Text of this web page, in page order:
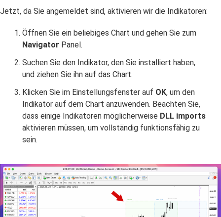
Jetzt, da Sie angemeldet sind, aktivieren wir die Indikatoren:
Öffnen Sie ein beliebiges Chart und gehen Sie zum
Navigator Panel.
Suchen Sie den Indikator, den Sie installiert haben,
und ziehen Sie ihn auf das Chart.
Klicken Sie im Einstellungsfenster auf OK, um den
Indikator auf dem Chart anzuwenden. Beachten Sie,
dass einige Indikatoren möglicherweise DLL imports
aktivieren müssen, um vollständig funktionsfähig zu
sein.